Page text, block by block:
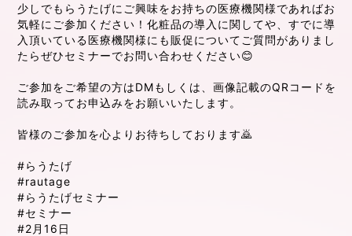
少しでもらうたげにご興味をお持ちの医療機関様であればお
気軽にご参加ください！化粧品の導入に関してや、すでに導
入頂いている医療機関様にも販促についてご質問がありまし
たらぜひセミナーでお問い合わせください😊
ご参加をご希望の方はDMもしくは、画像記載のQRコードを
読み取ってお申込みをお願いいたします。
皆様のご参加を心よりお待ちしております🙇
#らうたげ
#rautage
#らうたげセミナー
#セミナー
#2月16日